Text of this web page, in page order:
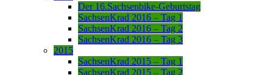
Der 16.Sachsenbike-Geburtstag
SachsenKrad 2016 – Tag 1
SachsenKrad 2016 – Tag 2
SachsenKrad 2016 – Tag 3
2015
SachsenKrad 2015 – Tag 1
SachsenKrad 2015 – Tag 2